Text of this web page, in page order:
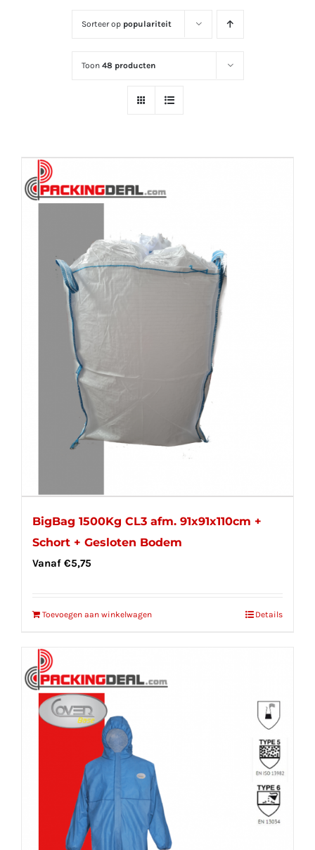
Sorteer op populariteit
Toon 48 producten
BigBag 1500Kg CL3 afm. 91x91x110cm +
Schort + Gesloten Bodem
Vanaf €5,75
Toevoegen aan winkelwagen Details